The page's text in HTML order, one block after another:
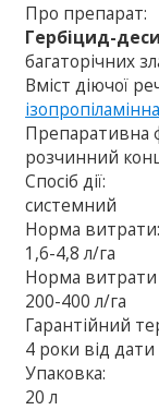
Про препарат:
Гербіцид-
багаторічних
Вміст діючої
Препаративна
розчинний
Спосіб дії:
системний
Норма витрати:
1,6-4,8 л/га
Норма витрати
200-400 л/га
Гарантійний
4 роки від
Упаковка:
20 л